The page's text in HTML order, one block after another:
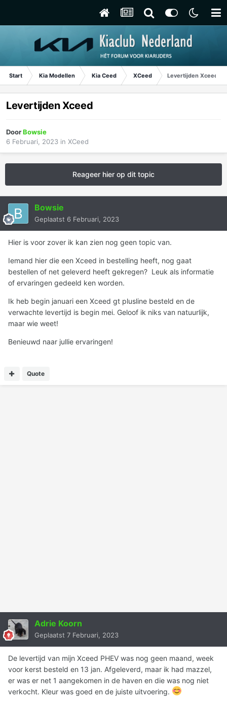
Start Kia Modellen Kia Ceed XCeed Levertijden Xceed
Levertijden Xceed
DoorBowsie
6 Februari, 2023 in XCeed
Reageer hier op dit topic
Bowsie
Geplaatst 6 Februari, 2023
Hier is voor zover ik kan zien nog geen topic van.
Iemand hier die een Xceed in bestelling heeft, nog gaat
bestellen of net geleverd heeft gekregen? Leuk als informatie
of ervaringen gedeeld ken worden.
Ik heb begin januari een Xceed gt plusline besteld en de
verwachte levertijd is begin mei. Geloof ik niks van natuurlijk,
maar wie weet!
Benieuwd naar jullie ervaringen!
Quote
Adrie Koorn
Geplaatst 7 Februari, 2023
De levertijd van mijn Xceed PHEV was nog geen maand, week
voor kerst besteld en 13 jan. Afgeleverd, maar ik had mazzel,
er was er net 1 aangekomen in de haven en die was nog niet
verkocht. Kleur was goed en de juiste uitvoering.